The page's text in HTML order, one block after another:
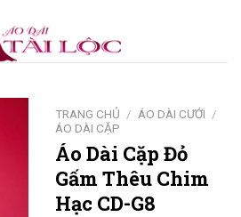
TRANG CHỦ / ÁO DÀI CƯỚI /
ÁO DÀI CẶP
Áo Dài Cặp Đỏ
Gấm Thêu Chim
Hạc CD-G8